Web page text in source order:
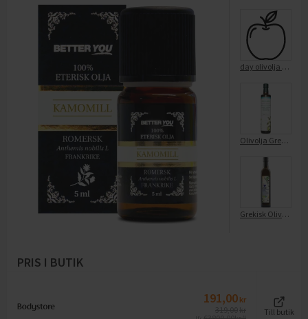
day olivolja eko
Olivolja Grekisk EKO KRAV
Grekisk Olivolja Extra Virgin EKO
PRIS I BUTIK
191,00 kr
Till butik